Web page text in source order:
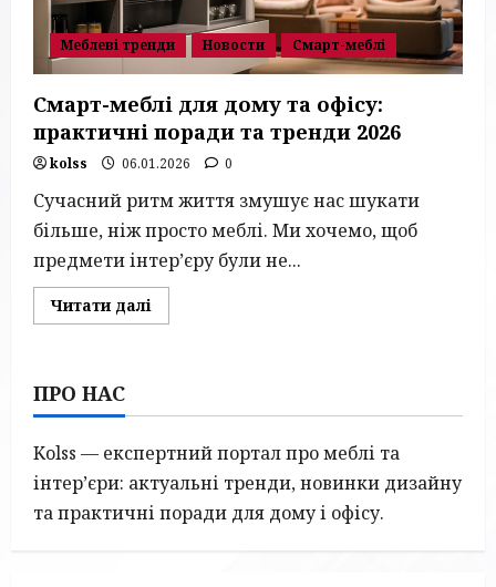
Меблеві тренди Новости Смарт-меблі
Смарт-меблі для дому та офісу:
практичні поради та тренди 2026
kolss 06.01.2026 0
Сучасний ритм життя змушує нас шукати
більше, ніж просто меблі. Ми хочемо, щоб
предмети інтер’єру були не...
Читати далі
more
та
практичні
поради
та
тренди
2026
ПРО НАС
Kolss — експертний портал про меблі та
інтер’єри: актуальні тренди, новинки дизайну
та практичні поради для дому і офісу.